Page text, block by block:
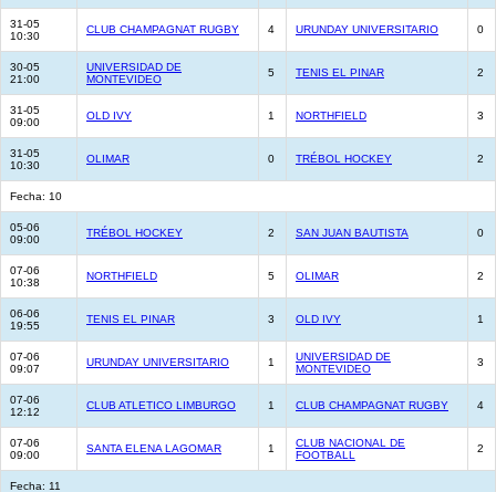
31-05
10:30
CLUB CHAMPAGNAT RUGBY 4 URUNDAY UNIVERSITARIO 0
30-05
21:00
UNIVERSIDAD DE
MONTEVIDEO
5 TENIS EL PINAR 2
31-05
09:00
OLD IVY 1 NORTHFIELD 3
31-05
10:30
OLIMAR 0 TRÉBOL HOCKEY 2
Fecha: 10
05-06
09:00
TRÉBOL HOCKEY 2 SAN JUAN BAUTISTA 0
07-06
10:38
NORTHFIELD 5 OLIMAR 2
06-06
19:55
TENIS EL PINAR 3 OLD IVY 1
07-06
09:07
URUNDAY UNIVERSITARIO 1
UNIVERSIDAD DE
MONTEVIDEO
3
07-06
12:12
CLUB ATLETICO LIMBURGO 1 CLUB CHAMPAGNAT RUGBY 4
07-06
09:00
SANTA ELENA LAGOMAR 1
CLUB NACIONAL DE
FOOTBALL
2
Fecha: 11